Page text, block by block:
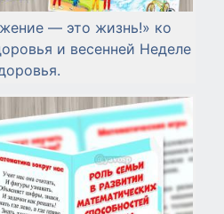
— это жизнь!» ко
и весенней Неделе